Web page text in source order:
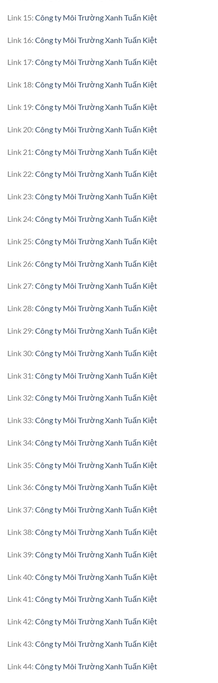
Link 15: Công ty Môi Trường Xanh Tuấn Kiệt
Link 16: Công ty Môi Trường Xanh Tuấn Kiệt
Link 17: Công ty Môi Trường Xanh Tuấn Kiệt
Link 18: Công ty Môi Trường Xanh Tuấn Kiệt
Link 19: Công ty Môi Trường Xanh Tuấn Kiệt
Link 20: Công ty Môi Trường Xanh Tuấn Kiệt
Link 21: Công ty Môi Trường Xanh Tuấn Kiệt
Link 22: Công ty Môi Trường Xanh Tuấn Kiệt
Link 23: Công ty Môi Trường Xanh Tuấn Kiệt
Link 24: Công ty Môi Trường Xanh Tuấn Kiệt
Link 25: Công ty Môi Trường Xanh Tuấn Kiệt
Link 26: Công ty Môi Trường Xanh Tuấn Kiệt
Link 27: Công ty Môi Trường Xanh Tuấn Kiệt
Link 28: Công ty Môi Trường Xanh Tuấn Kiệt
Link 29: Công ty Môi Trường Xanh Tuấn Kiệt
Link 30: Công ty Môi Trường Xanh Tuấn Kiệt
Link 31: Công ty Môi Trường Xanh Tuấn Kiệt
Link 32: Công ty Môi Trường Xanh Tuấn Kiệt
Link 33: Công ty Môi Trường Xanh Tuấn Kiệt
Link 34: Công ty Môi Trường Xanh Tuấn Kiệt
Link 35: Công ty Môi Trường Xanh Tuấn Kiệt
Link 36: Công ty Môi Trường Xanh Tuấn Kiệt
Link 37: Công ty Môi Trường Xanh Tuấn Kiệt
Link 38: Công ty Môi Trường Xanh Tuấn Kiệt
Link 39: Công ty Môi Trường Xanh Tuấn Kiệt
Link 40: Công ty Môi Trường Xanh Tuấn Kiệt
Link 41: Công ty Môi Trường Xanh Tuấn Kiệt
Link 42: Công ty Môi Trường Xanh Tuấn Kiệt
Link 43: Công ty Môi Trường Xanh Tuấn Kiệt
Link 44: Công ty Môi Trường Xanh Tuấn Kiệt